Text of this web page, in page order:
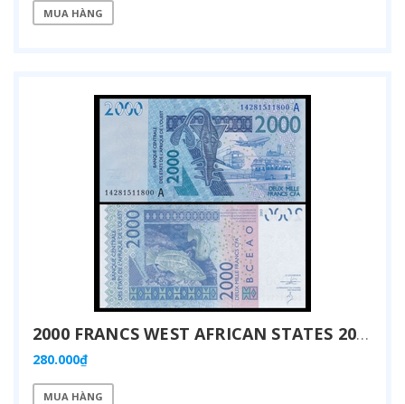
MUA HÀNG
2000 FRANCS WEST AFRICAN STATES 2012
280.000₫
MUA HÀNG